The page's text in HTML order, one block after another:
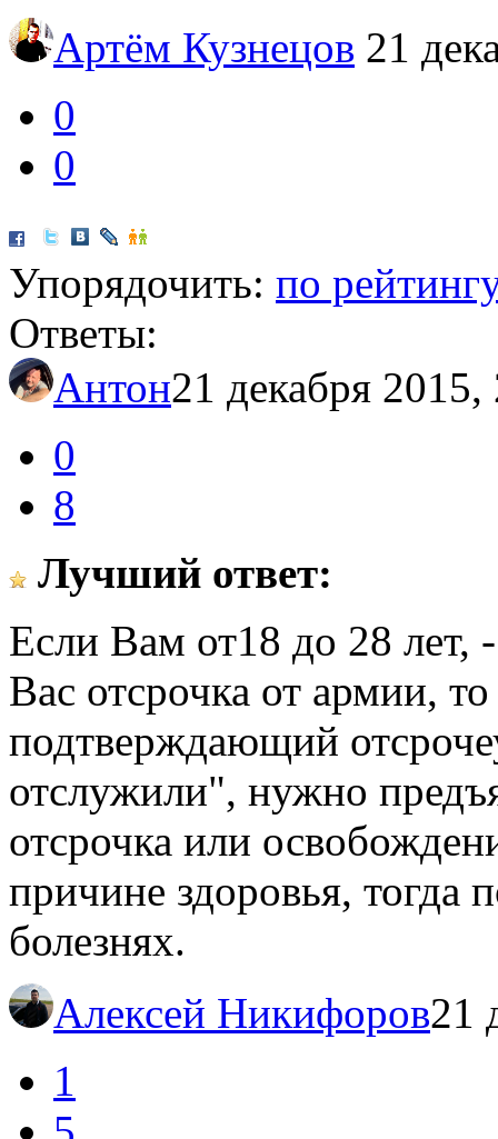
Артём Кузнецов 21
0
0
Упорядочить: по
Ответы:
Антон21 декабря 2015,
0
8
Лучший ответ:
Если Вам от18 до 28
Вас отсрочка от армии,
подтверждающий
отслужили", нужно
отсрочка или
причине здоровья, тогда
болезнях.
Алексей Никифоров21
1